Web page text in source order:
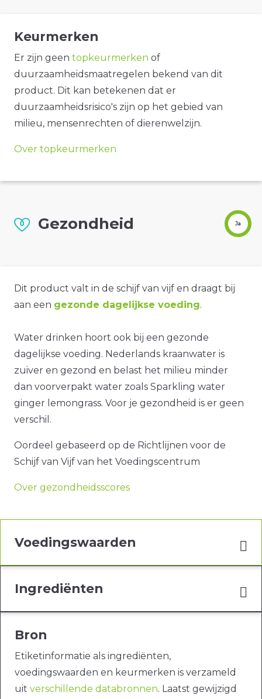
Keurmerken
Er zijn geen topkeurmerken of
duurzaamheidsmaatregelen bekend van dit
product. Dit kan betekenen dat er
duurzaamheidsrisico's zijn op het gebied van
milieu, mensenrechten of dierenwelzijn.
Over topkeurmerken
Gezondheid Ja
Dit product valt in de schijf van vijf en draagt bij
aan een gezonde dagelijkse voeding.
Water drinken hoort ook bij een gezonde
dagelijkse voeding. Nederlands kraanwater is
zuiver en gezond en belast het milieu minder
dan voorverpakt water zoals Sparkling water
ginger lemongrass. Voor je gezondheid is er geen
verschil.
Oordeel gebaseerd op de Richtlijnen voor de
Schijf van Vijf van het Voedingscentrum
Over gezondheidsscores
Voedingswaarden
Ingrediënten
Bron
Etiketinformatie als ingrediënten,
voedingswaarden en keurmerken is verzameld
uit verschillende databronnen. Laatst gewijzigd